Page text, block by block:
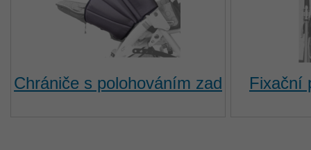
Chrániče s polohováním zad Fixační